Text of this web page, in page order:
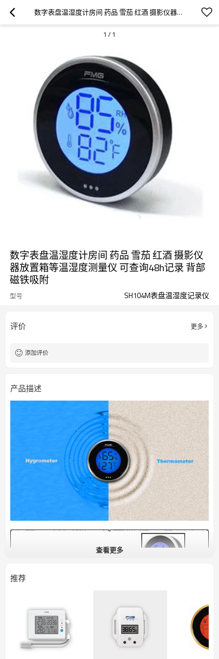
数字表盘温湿度计房间 药品 雪茄 红酒 摄影仪器放置箱等温湿度测量仪 可查询48H记录 背部磁铁吸附
1 / 1
数字表盘温湿度计房间 药品 雪茄 红酒 摄影仪
器放置箱等温湿度测量仪 可查询48h记录 背部
磁铁吸附
型号 SH104M表盘温湿度记录仪
评价 更多
添加评价
产品描述
查看更多
推荐